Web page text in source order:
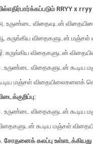
RRYY x
உருண்டை விதைவுடன்
சுருங்கிய விதைகளுடன் மஞ்சள்
சுருங்கிய விதைகளுடன்
உருண்டை விதைகளுடன் கூடிய
மஞ்சள் விதையிலைகளைக்
உருண்டை விதைகளுடன் கூடிய
கூடிய மஞ்சள்
சோதனைக் கலப்பு உள்ளடக்கியது